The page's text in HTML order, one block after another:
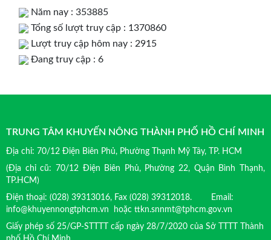
Năm nay : 353885
Tổng số lượt truy cập : 1370860
Lượt truy cập hôm nay : 2915
Đang truy cập : 6
TRUNG TÂM KHUYẾN NÔNG THÀNH PHỐ HỒ CHÍ MINH
Địa chỉ: 70/12 Điện Biên Phủ, Phường Thạnh Mỹ Tây, TP. HCM
(Địa chỉ cũ: 70/12 Điện Biên Phủ, Phường 22, Quận Bình Thạnh,
TP.HCM)
Điện thoại: (028) 39313016, Fax (028) 39312018. Email:
info@khuyennongtphcm.vn hoặc ttkn.snnmt@tphcm.gov.vn
Giấy phép số 25/GP-STTTT cấp ngày 28/7/2020 của Sở TTTT Thành